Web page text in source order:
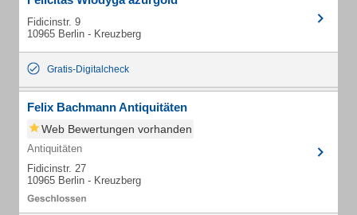
Fidicinstr. 9
10965 Berlin - Kreuzberg
Gratis-Digitalcheck
Felix Bachmann Antiquitäten
Web Bewertungen vorhanden
Antiquitäten
Fidicinstr. 27
10965 Berlin - Kreuzberg